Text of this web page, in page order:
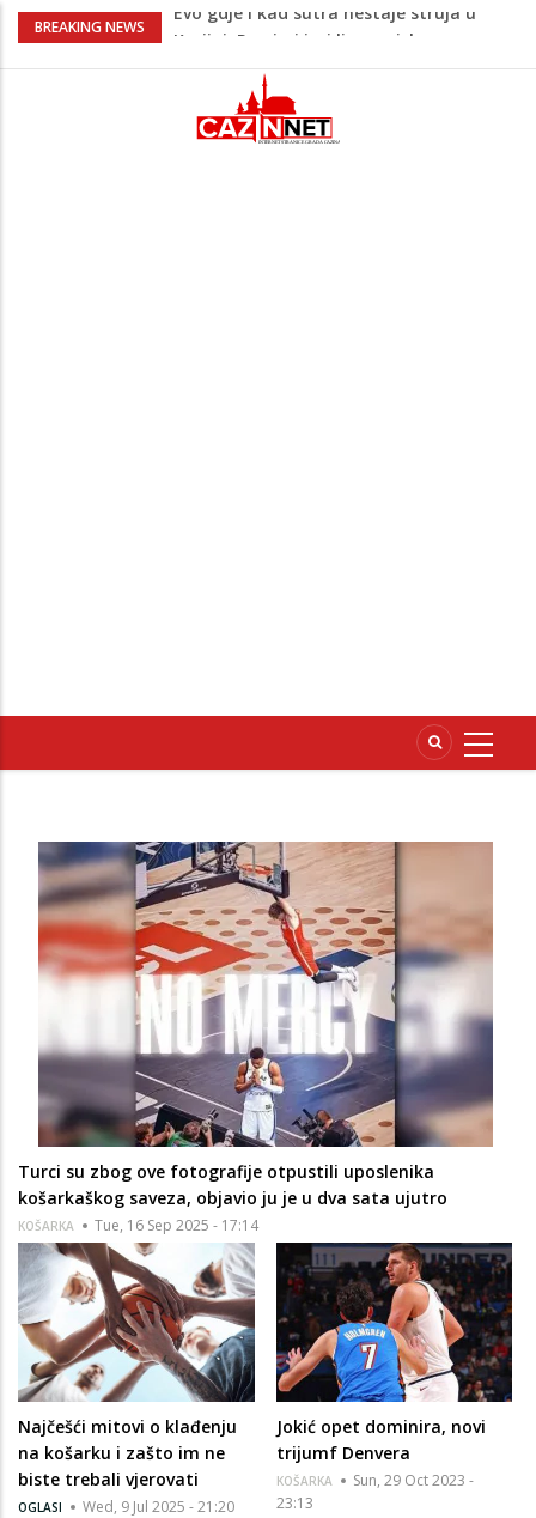
BREAKING NEWS
U Americi na Ahiret preselio Fikret
Oglasilo se Tužilaštvo nakon tragedije u
Bosanskoj Krupi: Objavljeni detalji
slučaja
Turci su zbog ove fotografije otpustili uposlenika
košarkaškog saveza, objavio ju je u dva sata ujutro
KOŠARKA Tue, 16 Sep 2025 - 17:14
Najčešći mitovi o klađenju
na košarku i zašto im ne
biste trebali vjerovati
OGLASI Wed, 9 Jul 2025 - 21:20
Jokić opet dominira, novi
trijumf Denvera
KOŠARKA
Sun, 29 Oct 2023 -
23:13